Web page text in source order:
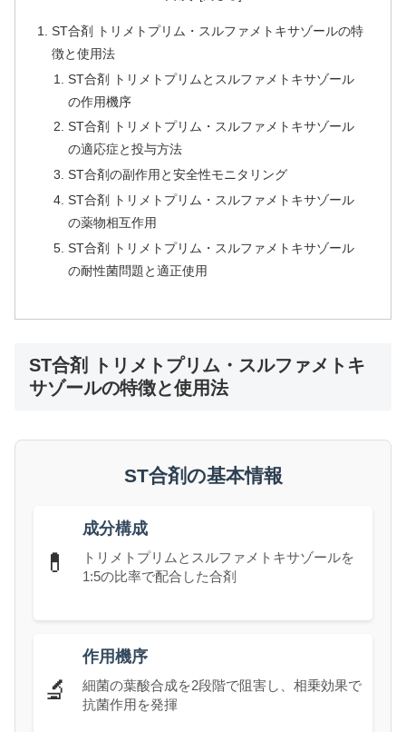
ST合剤 トリメトプリム・スルファメトキサゾールの特
徴と使用法
ST合剤 トリメトプリムとスルファメトキサゾール
の作用機序
ST合剤 トリメトプリム・スルファメトキサゾール
の適応症と投与方法
ST合剤の副作用と安全性モニタリング
ST合剤 トリメトプリム・スルファメトキサゾール
の薬物相互作用
ST合剤 トリメトプリム・スルファメトキサゾール
の耐性菌問題と適正使用
ST合剤 トリメトプリム・スルファメトキ
サゾールの特徴と使用法
ST合剤の基本情報
💊
成分構成
トリメトプリムとスルファメトキサゾールを
1:5の比率で配合した合剤
🔬
作用機序
細菌の葉酸合成を2段階で阻害し、相乗効果で
抗菌作用を発揮